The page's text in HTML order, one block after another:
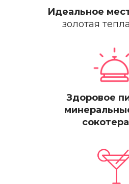
Идеальное
золотая
Здоровое